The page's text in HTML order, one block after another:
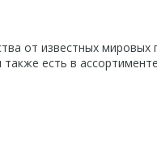
от известных
есть в